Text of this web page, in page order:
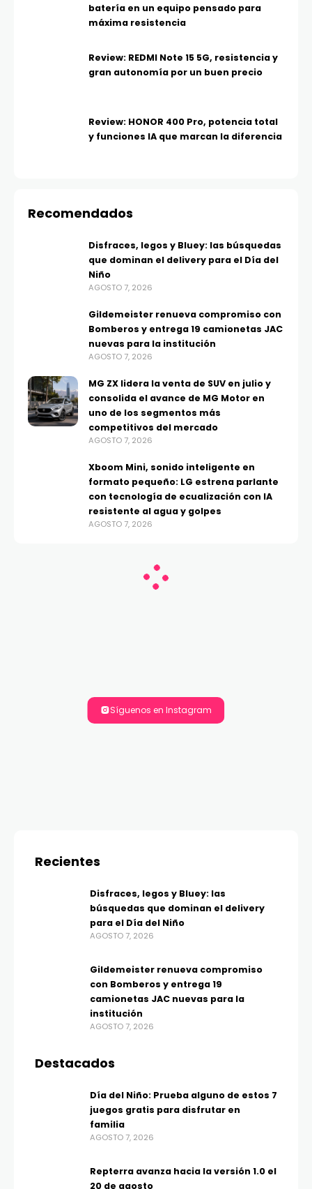
batería en un equipo pensado para
máxima resistencia
Review: REDMI Note 15 5G, resistencia y
gran autonomía por un buen precio
Review: HONOR 400 Pro, potencia total
y funciones IA que marcan la diferencia
Recomendados
Disfraces, legos y Bluey: las búsquedas
que dominan el delivery para el Día del
Niño
AGOSTO 7, 2026
Gildemeister renueva compromiso con
Bomberos y entrega 19 camionetas JAC
nuevas para la institución
AGOSTO 7, 2026
MG ZX lidera la venta de SUV en julio y
consolida el avance de MG Motor en
uno de los segmentos más
competitivos del mercado
AGOSTO 7, 2026
Xboom Mini, sonido inteligente en
formato pequeño: LG estrena parlante
con tecnología de ecualización con IA
resistente al agua y golpes
AGOSTO 7, 2026
Síguenos en Instagram
Recientes
Disfraces, legos y Bluey: las
búsquedas que dominan el delivery
para el Día del Niño
AGOSTO 7, 2026
Gildemeister renueva compromiso
con Bomberos y entrega 19
camionetas JAC nuevas para la
institución
AGOSTO 7, 2026
Destacados
Día del Niño: Prueba alguno de estos 7
juegos gratis para disfrutar en
familia
AGOSTO 7, 2026
Repterra avanza hacia la versión 1.0 el
20 de agosto